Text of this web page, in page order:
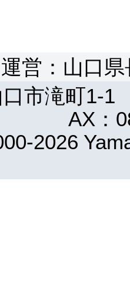
営：山口
口市滝町1-
AX：
2026